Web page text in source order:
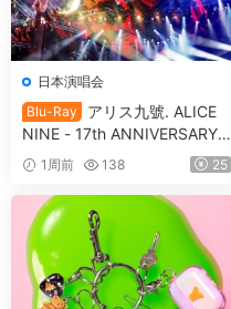
日本演唱会
Blu-Ray
アリス九號. ALICE
NINE - 17th ANNIVERSARY L
IVE 『17th THEATER』CD+B
D [2021.12.29] [BDISO 20.9
GB]
1周前 138 25